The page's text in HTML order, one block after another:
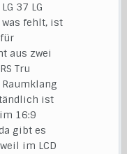
37 LG
was fehlt, ist
aus zwei
Tru
ist
16:9
gibt es
im LCD